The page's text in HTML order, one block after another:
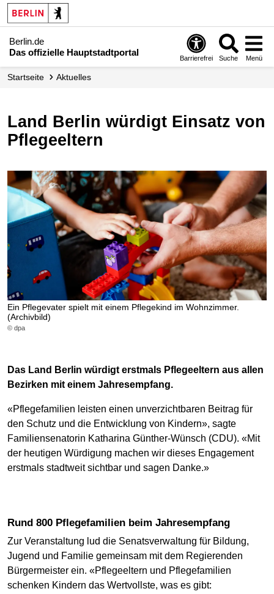
Berlin.de
Das offizielle Hauptstadtportal
Barrierefrei Suche Menü
Startseite Aktuelles
Land Berlin würdigt Einsatz von
Pflegeeltern
Ein Pflegevater spielt mit einem Pflegekind im Wohnzimmer.
(Archivbild)
© dpa
Das Land Berlin würdigt erstmals Pflegeeltern aus allen
Bezirken mit einem Jahresempfang.
«Pflegefamilien leisten einen unverzichtbaren Beitrag für
den Schutz und die Entwicklung von Kindern», sagte
Familiensenatorin Katharina Günther-Wünsch (CDU). «Mit
der heutigen Würdigung machen wir dieses Engagement
erstmals stadtweit sichtbar und sagen Danke.»
Rund 800 Pflegefamilien beim Jahresempfang
Zur Veranstaltung lud die Senatsverwaltung für Bildung,
Jugend und Familie gemeinsam mit dem Regierenden
Bürgermeister ein. «Pflegeeltern und Pflegefamilien
schenken Kindern das Wertvollste, was es gibt: